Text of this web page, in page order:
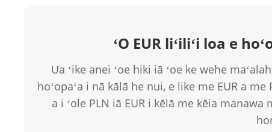
ʻO EUR liʻiliʻi loa e
Ua ʻike anei ʻoe hiki iā ʻoe ke wehe
hoʻopaʻa i nā kālā he nui, e like me EUR a me
a i ʻole PLN iā EUR i kēlā me kēia